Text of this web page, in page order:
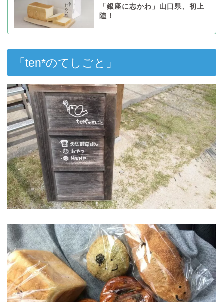
「銀座に志かわ」山口県、初上
陸！
「ten*のてしごと」